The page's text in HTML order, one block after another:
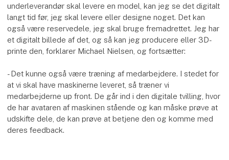
underleverandør skal levere en model, kan jeg se det digitalt
langt tid før, jeg skal levere eller designe noget. Det kan
også være reservedele, jeg skal bruge fremadrettet. Jeg har
et digitalt billede af det, og så kan jeg producere eller 3D-
printe den, forklarer Michael Nielsen, og fortsætter:
- Det kunne også være træning af medarbejdere. I stedet for
at vi skal have maskinerne leveret, så træner vi
medarbejderne up front. De går ind i den digitale tvilling, hvor
de har avataren af maskinen stående og kan måske prøve at
udskifte dele, de kan prøve at betjene den og komme med
deres feedback.